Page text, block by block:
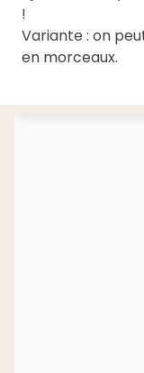
!
Variante : on
en morceaux.